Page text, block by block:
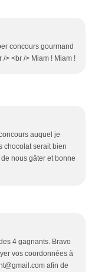
concours gourmand
/> <br /> Miam ! Miam !
auquel je
chocolat serait bien
nous gâter et bonne
4 gagnants. Bravo
vos coordonnées à
afin de